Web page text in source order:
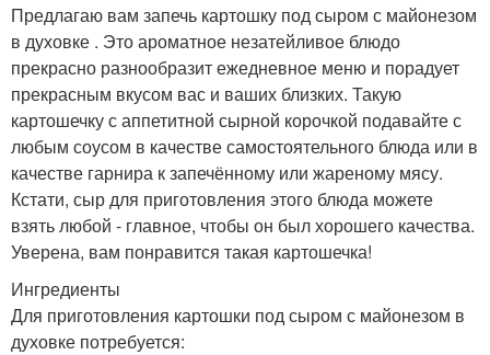
Предлагаю вам запечь картошку под сыром с майонезом
в духовке . Это ароматное незатейливое блюдо
прекрасно разнообразит ежедневное меню и порадует
прекрасным вкусом вас и ваших близких. Такую
картошечку с аппетитной сырной корочкой подавайте с
любым соусом в качестве самостоятельного блюда или в
качестве гарнира к запечённому или жареному мясу.
Кстати, сыр для приготовления этого блюда можете
взять любой - главное, чтобы он был хорошего качества.
Уверена, вам понравится такая картошечка!
Ингредиенты
Для приготовления картошки под сыром с майонезом в
духовке потребуется: